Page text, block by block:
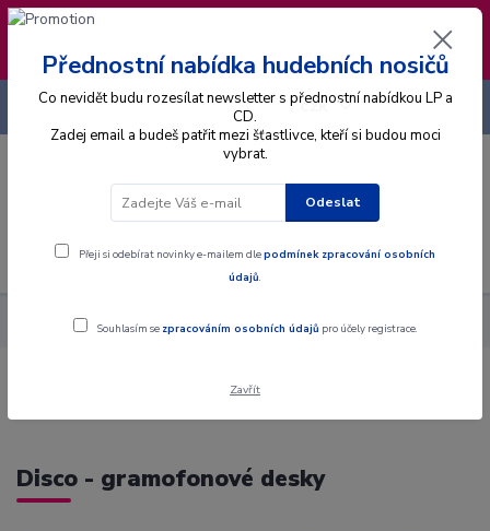
❣️ Od 4.8. do 13.8. čerpám dovolenou. Datum
expedice objednávek se posouvá na pátek
14.8.2026 🐋
Menu
CZK
+420 725 736 293
Hudební styly Disco
Disco - gramofonové desky
Přednostní nabídka hudebních nosičů
Co nevidět budu rozesílat newsletter s přednostní nabídkou LP a
CD.
Zadej email a budeš patřit mezi šťastlivce, kteří si budou moci
vybrat.
Odeslat
Přeji si odebírat novinky e-mailem dlepodmínek zpracování osobních
údajů.
Souhlasím se zpracováním osobních údajů pro účely registrace.
Zavřít